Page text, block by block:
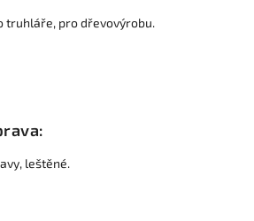
truhláře, pro dřevovýrobu.
leštěné.